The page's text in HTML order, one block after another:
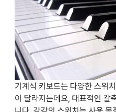
기계식 키보드는 다양한 스위
이 달라지는데요, 대표적인 갈